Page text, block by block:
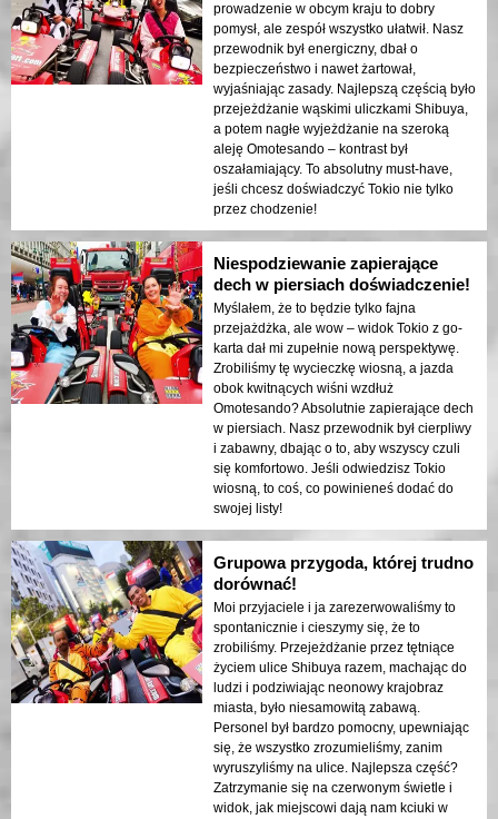
prowadzenie w obcym kraju to dobry
pomysł, ale zespół wszystko ułatwił. Nasz
przewodnik był energiczny, dbał o
bezpieczeństwo i nawet żartował,
wyjaśniając zasady. Najlepszą częścią było
przejeżdżanie wąskimi uliczkami Shibuya,
a potem nagłe wyjeżdżanie na szeroką
aleję Omotesando – kontrast był
oszałamiający. To absolutny must-have,
jeśli chcesz doświadczyć Tokio nie tylko
przez chodzenie!
Niespodziewanie zapierające
dech w piersiach doświadczenie!
Myślałem, że to będzie tylko fajna
przejażdżka, ale wow – widok Tokio z go-
karta dał mi zupełnie nową perspektywę.
Zrobiliśmy tę wycieczkę wiosną, a jazda
obok kwitnących wiśni wzdłuż
Omotesando? Absolutnie zapierające dech
w piersiach. Nasz przewodnik był cierpliwy
i zabawny, dbając o to, aby wszyscy czuli
się komfortowo. Jeśli odwiedzisz Tokio
wiosną, to coś, co powinieneś dodać do
swojej listy!
Grupowa przygoda, której trudno
dorównać!
Moi przyjaciele i ja zarezerwowaliśmy to
spontanicznie i cieszymy się, że to
zrobiliśmy. Przejeżdżanie przez tętniące
życiem ulice Shibuya razem, machając do
ludzi i podziwiając neonowy krajobraz
miasta, było niesamowitą zabawą.
Personel był bardzo pomocny, upewniając
się, że wszystko zrozumieliśmy, zanim
wyruszyliśmy na ulice. Najlepsza część?
Zatrzymanie się na czerwonym świetle i
widok, jak miejscowi dają nam kciuki w